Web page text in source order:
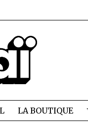
LA BOUTIQUE